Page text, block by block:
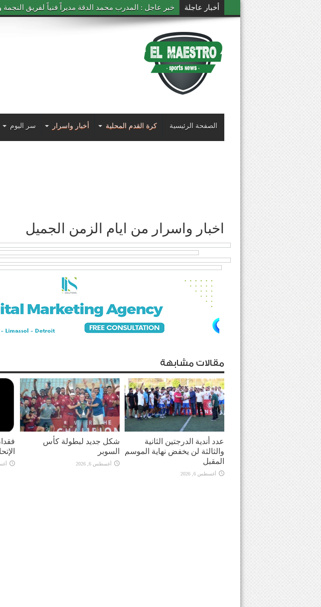
أخبار عاجلة خبر عاجل : المدرب محمد الدقة مديراً فنياً لفريق النجمة
الصفحة الرئيسية كرة القدم المحلية أخبار واسرار سر اليوم
اخبار واسرار من ايام الزمن الجميل
مقالات مشابهة
عدد أندية الدرجتين الثانية
والثالثة لن يخفض نهاية الموسم
المقبل
أغسطس 6, 2026
شكل جديد لبطولة كأس
السوبر
أغسطس 6, 2026